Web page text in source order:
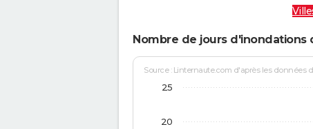
Nombre de jours
Source : Linternaute.com d'après les données
20
25